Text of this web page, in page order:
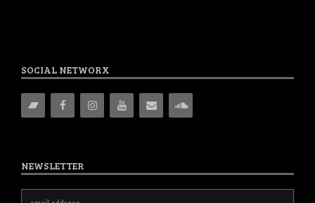
SOCIAL NETWORX
NEWSLETTER